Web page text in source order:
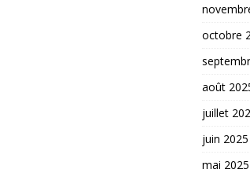
octobre
août
juillet
juin 2025
mai 2025